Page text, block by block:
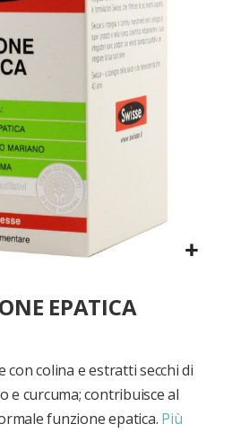
EPATICA
colina e estratti secchi di
e curcuma; contribuisce al
funzione epatica. Più